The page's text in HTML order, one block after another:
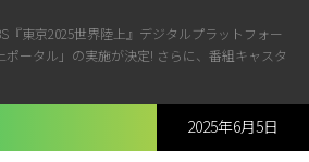
『東京2025世界陸上』デジタルプラットフォー
ポータル」の実施が決定! さらに、番組キャスタ
2025年6月5日